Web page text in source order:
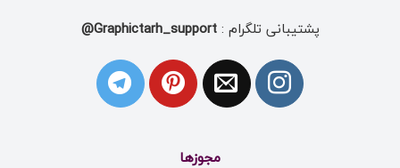
پشتیبانی تلگرام :Graphictarh_support@
مجوزها